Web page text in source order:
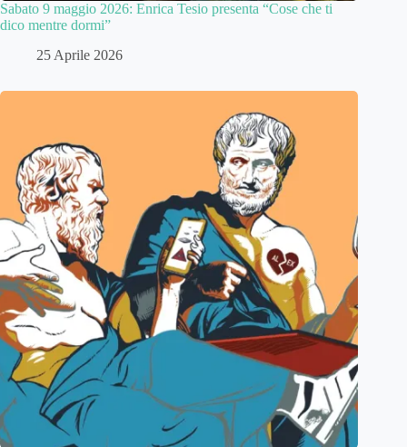
Sabato 9 maggio 2026: Enrica Tesio presenta “Cose che ti
dico mentre dormi”
25 Aprile 2026